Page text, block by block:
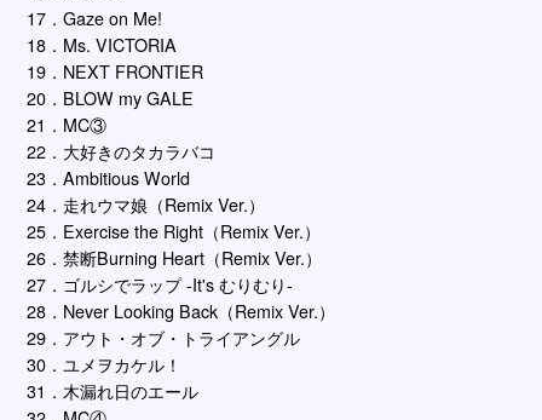
17．Gaze on Me!
18．Ms. VICTORIA
19．NEXT FRONTIER
20．BLOW my GALE
21．MC③
22．大好きのタカラバコ
23．Ambitious World
24．走れウマ娘（Remix Ver.）
25．Exercise the Right（Remix Ver.）
26．禁断Burning Heart（Remix Ver.）
27．ゴルシでラップ -It's むりむり-
28．Never Looking Back（Remix Ver.）
29．アウト・オブ・トライアングル
30．ユメヲカケル！
31．木漏れ日のエール